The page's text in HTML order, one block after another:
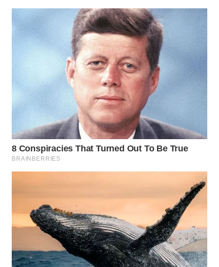
WN
BINTAN
WN
MANDALIKA
WN
LABUANBAJO
WN
BORNEO